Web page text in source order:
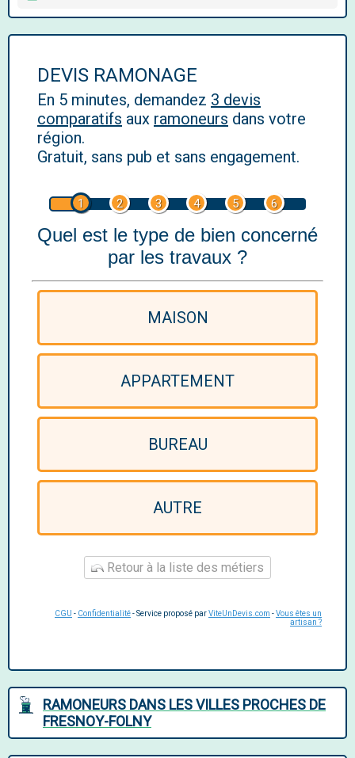
DEVIS RAMONAGE
En 5 minutes, demandez 3 devis
comparatifs aux ramoneurs dans votre
région.
Gratuit, sans pub et sans engagement.
1 2 3 4 5 6
Quel est le type de bien concerné
par les travaux ?
MAISON
APPARTEMENT
BUREAU
AUTRE
Retour à la liste des métiers
CGU - Confidentialité- Service proposé parViteUnDevis.com -Vous êtes un
artisan ?
RAMONEURS DANS LES VILLES PROCHES DE
FRESNOY-FOLNY